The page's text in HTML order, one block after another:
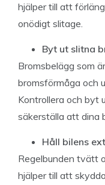
hjälper till att
onödigt slitage.
Byt ut slitna
Bromsbelägg som
bromsförmåga och
Kontrollera och byt
säkerställa att dina
Håll bilens
Regelbunden tvätt
hjälper till att